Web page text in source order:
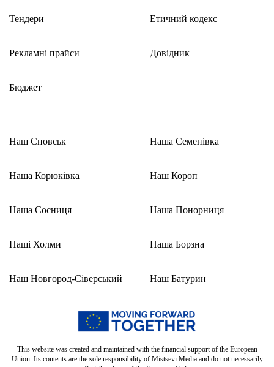
Тендери
Рекламні прайси
Бюджет
Етичний кодекс
Довідник
Наш Сновськ
Наша Корюківка
Наша Сосниця
Наші Холми
Наш Новгород-Сіверський
Наша Семенівка
Наш Короп
Наша Понорниця
Наша Борзна
Наш Батурин
This website was created and maintained with the financial support of the European
Union. Its contents are the sole responsibility of Mistsevi Media and do not necessarily